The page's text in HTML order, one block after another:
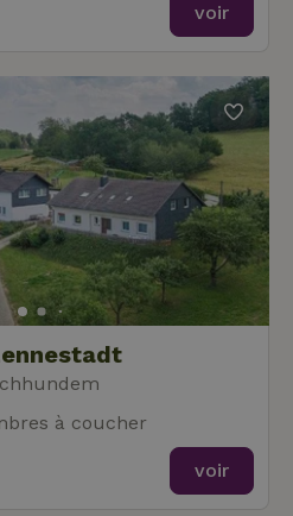
voir
à coucher
voir